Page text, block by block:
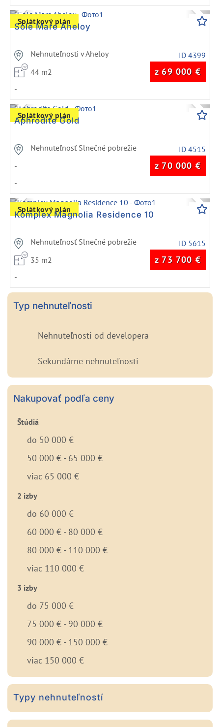
Previous Next
Splátkový plán
Sole Mare Aheloy
Nehnuteľnosti v Aheloy
ID 4399
44 m2
z 69 000 €
-
Previous Next
Splátkový plán
Aphrodite Gold
Nehnuteľnosť Slnečné pobrežie
ID 4515
-
z 70 000 €
-
Previous Next
Splátkový plán
Komplex Magnolia Residence 10
Nehnuteľnosť Slnečné pobrežie
ID 5615
35 m2
z 73 700 €
-
Typ nehnuteľnosti
Nehnuteľnosti od developera
Sekundárne nehnuteľnosti
Nakupovať podľa ceny
Štúdiá
do 50 000 €
50 000 € - 65 000 €
viac 65 000 €
2 izby
do 60 000 €
60 000 € - 80 000 €
80 000 € - 110 000 €
viac 110 000 €
3 izby
do 75 000 €
75 000 € - 90 000 €
90 000 € - 150 000 €
viac 150 000 €
Typy nehnuteľností